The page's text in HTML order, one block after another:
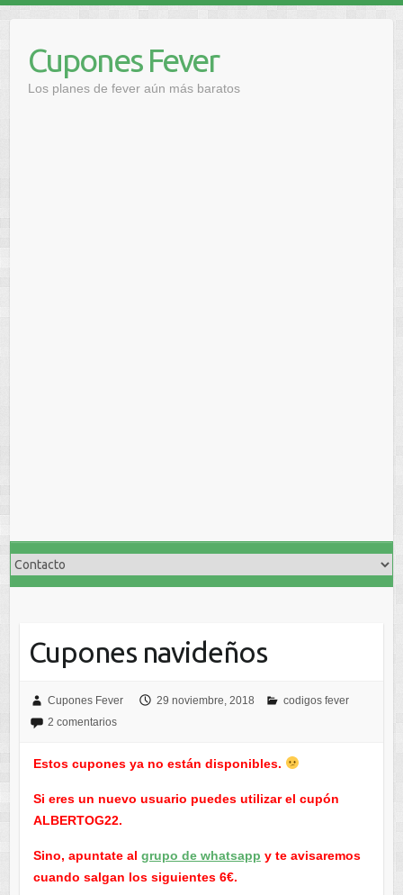
contenidoCupones Fever
Los planes de fever aún más baratos
Cupones navideños
Cupones Fever 29 noviembre, 2018
codigos fever
2 comentarios
Estos cupones ya no están disponibles.
Si eres un nuevo usuario puedes utilizar el cupón
ALBERTOG22.
Sino, apuntate al grupo de whatsapp y te avisaremos
cuando salgan los siguientes 6€.